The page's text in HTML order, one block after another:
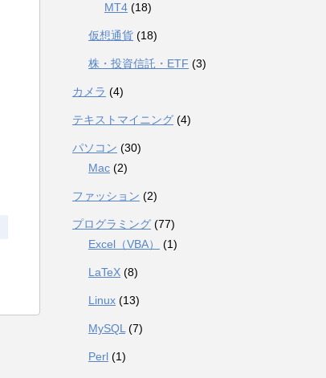
MT4 (18)
仮想通貨 (18)
株・投資信託・ETF (3)
カメラ (4)
テキストマイニング (4)
パソコン (30)
Mac (2)
ファッション (2)
プログラミング (77)
Excel（VBA）
(1)
LaTeX (8)
Linux (13)
MySQL (7)
Perl (1)